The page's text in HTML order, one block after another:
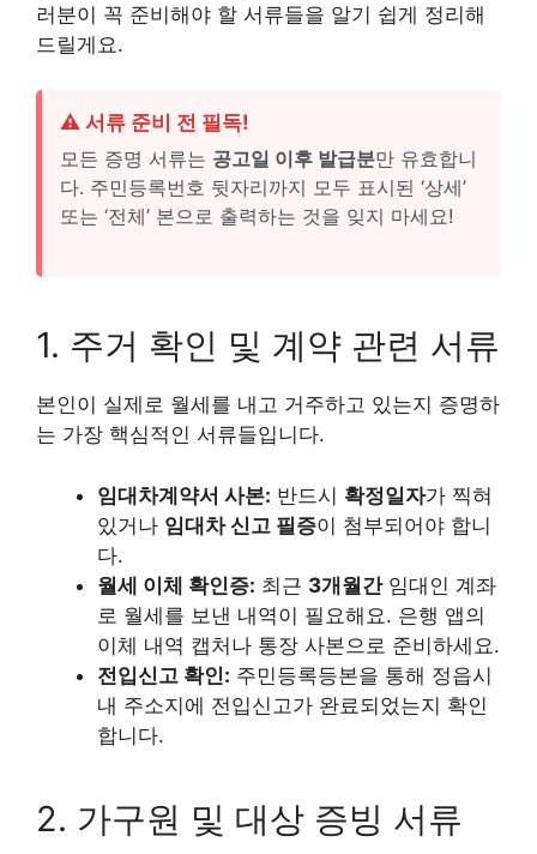
러분이 꼭 준비해야 할 서류들을 알기 쉽게 정리해
드릴게요.
⚠️ 서류 준비 전 필독!
모든 증명 서류는 공고일 이후 발급분만 유효합니
다. 주민등록번호 뒷자리까지 모두 표시된 ‘상세’
또는 ‘전체’ 본으로 출력하는 것을 잊지 마세요!
1. 주거 확인 및 계약 관련 서류
본인이 실제로 월세를 내고 거주하고 있는지 증명하
는 가장 핵심적인 서류들입니다.
임대차계약서 사본: 반드시 확정일자가 찍혀
있거나 임대차 신고 필증이 첨부되어야 합니
다.
월세 이체 확인증: 최근 3개월간임대인 계좌
로 월세를 보낸 내역이 필요해요. 은행 앱의
이체 내역 캡처나 통장 사본으로 준비하세요.
전입신고 확인: 주민등록등본을 통해 정읍시
내 주소지에 전입신고가 완료되었는지 확인
합니다.
2. 가구원 및 대상 증빙 서류